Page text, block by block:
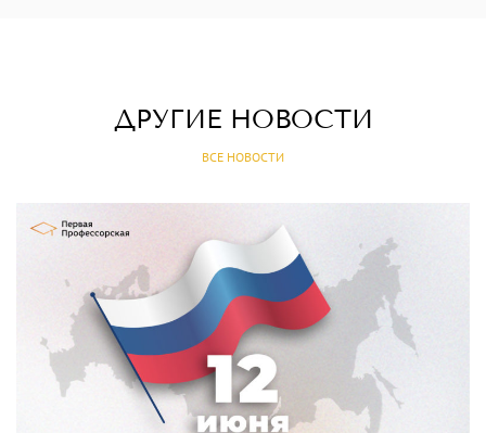
ДРУГИЕ НОВОСТИ
ВСЕ НОВОСТИ